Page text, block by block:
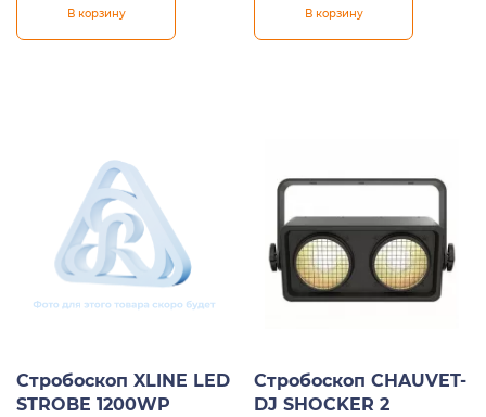
В корзину В корзину
Стробоскоп XLINE LED
STROBE 1200WP
Стробоскоп CHAUVET-
DJ SHOCKER 2